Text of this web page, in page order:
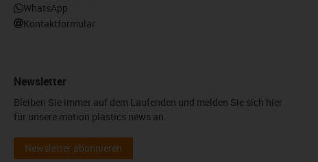
WhatsApp
Kontaktformular
Newsletter
Bleiben Sie immer auf dem Laufenden und melden Sie sich hier
für unsere motion plastics news an.
Newsletter abonnieren